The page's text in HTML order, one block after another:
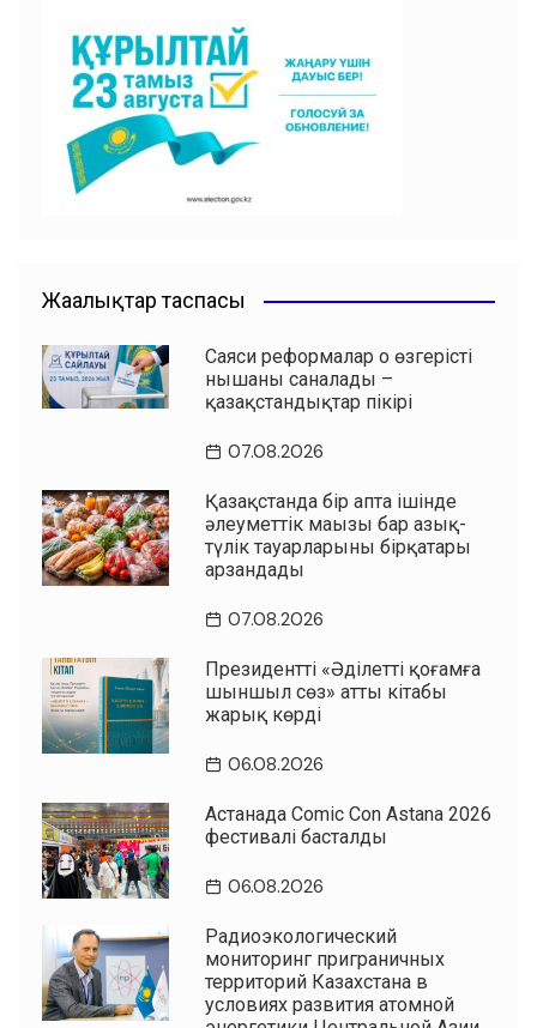
b
o
o
k
A
p
p
m
Жаңалықтар таспасы
Саяси реформалар оң өзгерістің
нышаны саналады –
қазақстандықтар пікірі
07.08.2026
Қазақстанда бір апта ішінде
әлеуметтік маңызы бар азық-
түлік тауарларының бірқатары
арзандады
07.08.2026
Президенттің «Әділетті қоғамға
шыншыл сөз» атты кітабы
жарық көрді
06.08.2026
Астанада Comic Con Astana 2026
фестивалі басталды
06.08.2026
Радиоэкологический
мониторинг приграничных
территорий Казахстана в
условиях развития атомной